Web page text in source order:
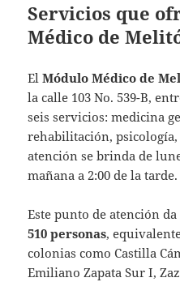
Servicios que
Médico de
ElMódulo Médico de
la calle 103 No. 539-B,
seis servicios: medicina
rehabilitación,
atención se brinda de
mañana a 2:00 de la tarde.
Este punto de atención
510 personas,
colonias como Castilla
Emiliano Zapata Sur I,